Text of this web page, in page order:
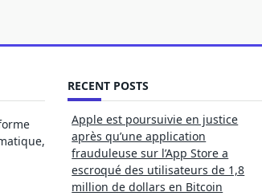
RECENT POSTS
Apple est poursuivie en justice
après qu’une application
frauduleuse sur l’App Store a
escroqué des utilisateurs de 1,8
million de dollars en Bitcoin